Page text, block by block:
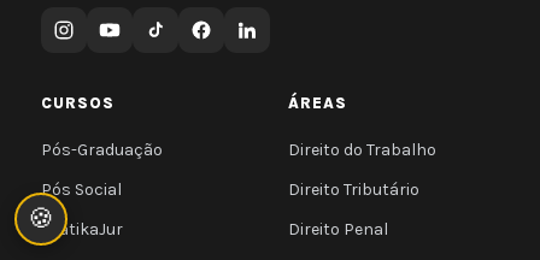
CURSOS
Pós-Graduação
Pós Social
PratikaJur
ÁREAS
Direito do Trabalho
Direito Tributário
Direito Penal
🍪